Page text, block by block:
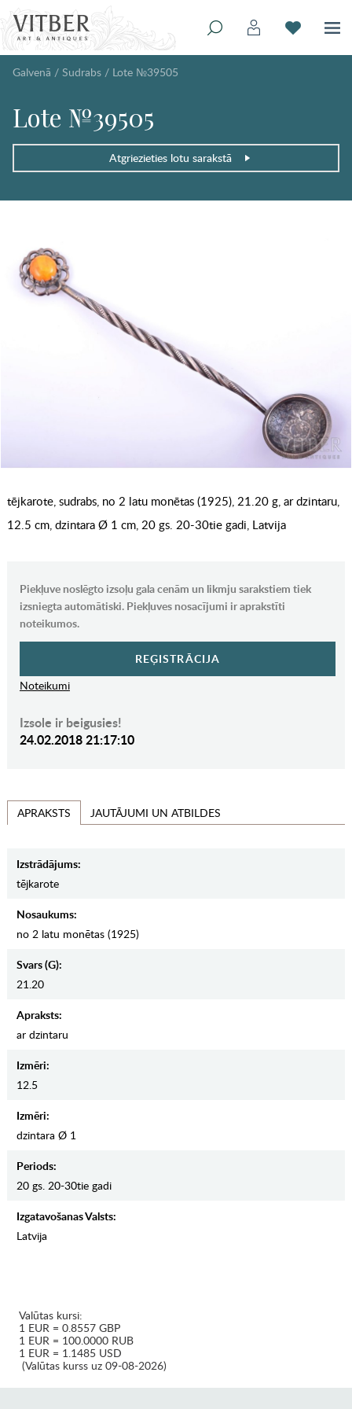
Galvenā / Sudrabs / Lote №39505
Lote №39505
Atgriezieties lotu sarakstā
tējkarote, sudrabs, no 2 latu monētas (1925), 21.20 g, ar dzintaru,
12.5 cm, dzintara Ø 1 cm, 20 gs. 20-30tie gadi, Latvija
Piekļuve noslēgto izsoļu gala cenām un likmju sarakstiem tiek
izsniegta automātiski. Piekļuves nosacījumi ir aprakstīti
noteikumos.
REĢISTRĀCIJA
Noteikumi
Izsole ir beigusies!
24.02.2018 21:17:10
APRAKSTS JAUTĀJUMI UN ATBILDES
Izstrādājums:
tējkarote
Nosaukums:
no 2 latu monētas (1925)
Svars (g):
21.20
Apraksts:
ar dzintaru
Izmēri:
12.5
Izmēri:
dzintara Ø 1
Periods:
20 gs. 20-30tie gadi
Izgatavošanas Valsts:
Latvija
Valūtas kursi:
1 EUR = 0.8557 GBP
1 EUR = 100.0000 RUB
1 EUR = 1.1485 USD
(Valūtas kurss uz 09-08-2026)